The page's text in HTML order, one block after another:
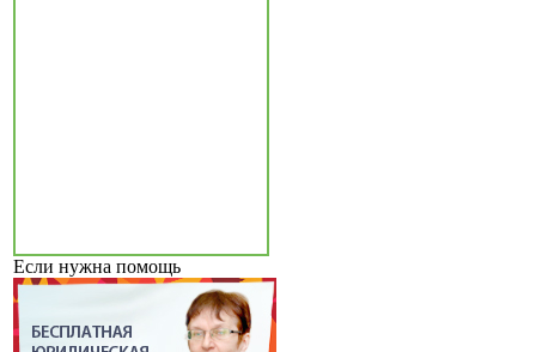
Если нужна помощь